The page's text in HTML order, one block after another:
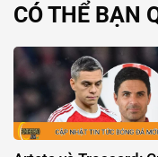
CÓ THỂ BẠN